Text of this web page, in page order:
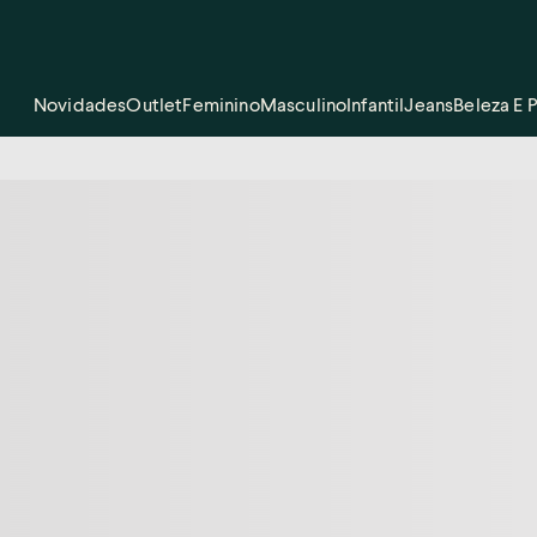
NovidadesOutletFemininoMasculinoInfantilJeansBeleza E